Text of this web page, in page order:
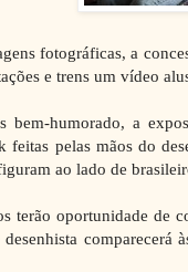
fotográficas, a
e trens um vídeo
bem-humorado, a
feitas pelas mãos do
ao lado de
terão oportunidade de
comparecerá